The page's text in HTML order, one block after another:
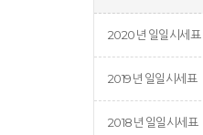
2020년 일일시세표
2019년 일일시세표
2018년 일일시세표